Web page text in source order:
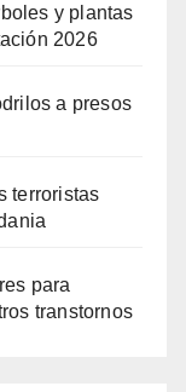
y plantas
2026
a presos
terroristas
para
transtornos